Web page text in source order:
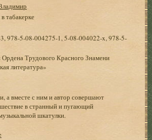
табакерке
978-5-08-004275-1, 5-08-004022-x, 978-5-
Ордена Трудового Красного Знамени
литература»
а вместе с ним и автор совершают
в странный и пугающий
шкатулки.